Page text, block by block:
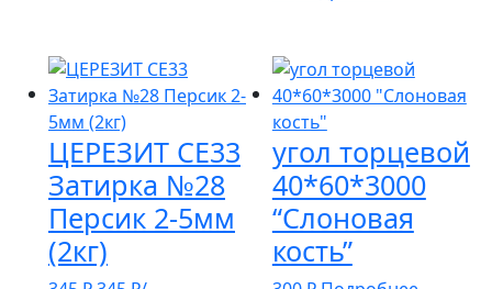
ЦЕРЕЗИТ СЕ33
Затирка №28
Персик 2-5мм
(2кг)
угол торцевой
40*60*3000
“Слоновая
кость”